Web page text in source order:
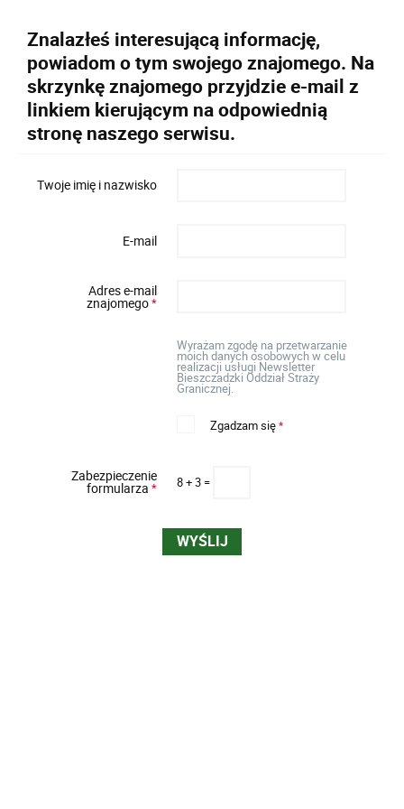
Znalazłeś interesującą informację,
powiadom o tym swojego znajomego. Na
skrzynkę znajomego przyjdzie e-mail z
linkiem kierującym na odpowiednią
stronę naszego serwisu.
Twoje imię i nazwisko
E-mail
Adres e-mail
znajomego*
Wyrażam zgodę na przetwarzanie
moich danych osobowych w celu
realizacji usługi Newsletter
Bieszczadzki Oddział Straży
Granicznej.
Zgadzam się*
Zabezpieczenie
formularza* 8 + 3 =